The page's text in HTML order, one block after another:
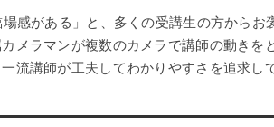
場感がある」と、多くの受講生の方からお
メラマンが複数のカメラで講師の動きを
流講師が工夫してわかりやすさを追求し